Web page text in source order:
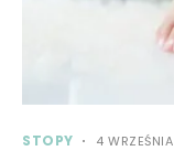
STOPY 4